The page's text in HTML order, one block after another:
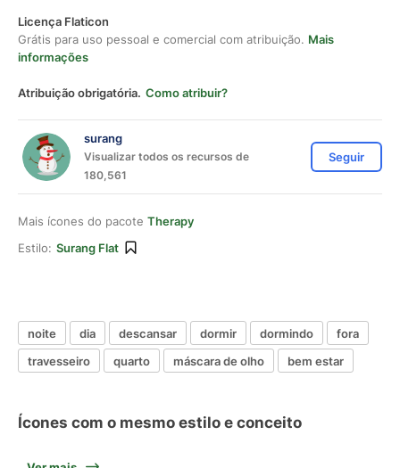
Licença Flaticon
Grátis para uso pessoal e comercial com atribuição. Mais
informações
Atribuição obrigatória. Como atribuir?
surang
Visualizar todos os recursos de
180,561
Seguir
Mais ícones do pacote Therapy
Estilo: Surang Flat
noite dia descansar dormir dormindo
fora
travesseiro
quarto máscara de olho bem estar
Ícones com o mesmo estilo e conceito